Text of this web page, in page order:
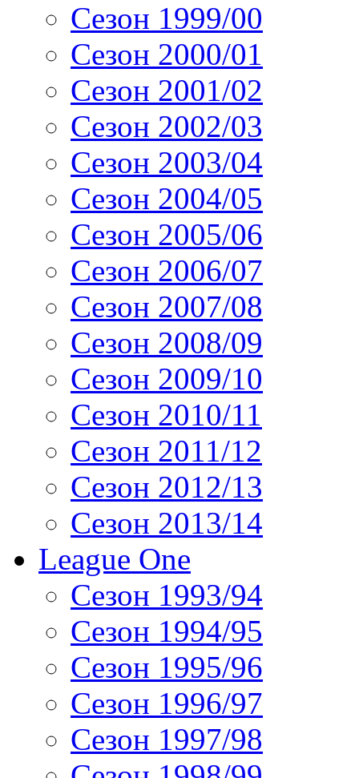
Сезон 1999/00
Сезон 2000/01
Сезон 2001/02
Сезон 2002/03
Сезон 2003/04
Сезон 2004/05
Сезон 2005/06
Сезон 2006/07
Сезон 2007/08
Сезон 2008/09
Сезон 2009/10
Сезон 2010/11
Сезон 2011/12
Сезон 2012/13
Сезон 2013/14
League One
Сезон 1993/94
Сезон 1994/95
Сезон 1995/96
Сезон 1996/97
Сезон 1997/98